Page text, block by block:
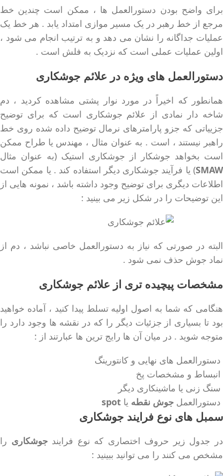
برای واضح بودن دستورالعمل ها ، ممکن است چندین خط
مرجع از خط رهبر در یک مسیر موازی امتداد یابد . هر خط یک
عملیات جداگانه را نشان می دهد و به ترتیب انجام می شود ،
اولین عملیات عملی است که نزدیک به فلش است .
دستورالعمل های ویژه در علائم جوشکاری
همانطور که اخیراً در مورد نوار پشتی مشاهده کردید ، دم
شاخه دار نمادی از علائم جوشکاری است که برای توضیح
جزییاتی که جزو پارامترهای نرمال توضیح داده شده روی خط
راهبر نیستند ، است . به عنوان مثال ، مهندس یا طراح ممکن
است بخواهد جوشکار از جوشکاری استیک (به عنوان مثال
SMAW) یا فرآیند جوشکاری دیگر استفاده کند . یا ممکن است
اطلاعات دیگری برای توضیح وجود داشته باشد ، نمونه هایی از
این توضیحات را در شکل زیر می بینید :
البته در صورتی که نیاز به دستورالعمل خاصی نباشد ، دم از
نماد جوش حذف نمی شود .
مشخصات پیچیده تری از علائم جوشکاری
هنگامی که شما به اصول اولیه تسلط پیدا کنید ، آماده خواهید
بود تا بسیاری از جزئیات دیگر را که در نقشه ها وجود دارد را
متوجه شوید . در میان آن ها رایج ترین ها عبارتند از :
دستورالعمل های نهایی و کانتورینگ
انبساط و مشخصات پخ
سنگ زنی یا ماشینکاری دیگر
دستورالعمل جوش نقطه یا spot
سمبل های نوع فرایند جوشکاری
در جدول زیر حروف اختصاری که نوع فرایندجوشکاری را
مشخص می کنند را می توانید ببینید :